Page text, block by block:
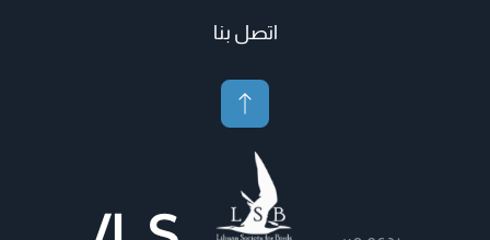
اتصل بنا